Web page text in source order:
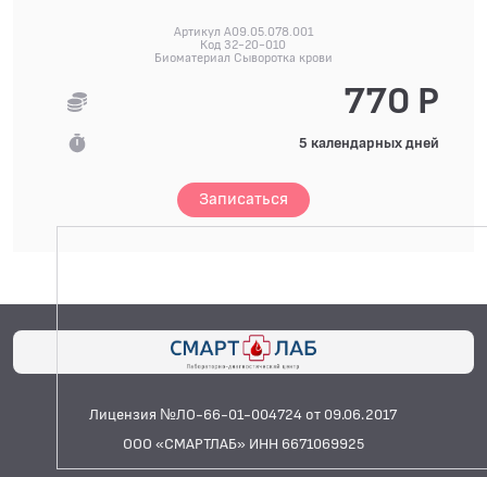
Артикул A09.05.078.001
Код 32-20-010
Биоматериал Сыворотка крови
770 Р
5 календарных дней
Записаться
Лицензия №ЛО-66-01-004724 от 09.06.2017
ООО «СМАРТЛАБ» ИНН 6671069925